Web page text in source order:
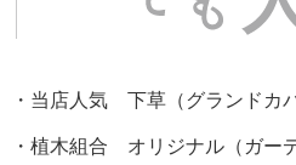
・当店人気 下草（グランドカ
・植木組合 オリジナル（ガー